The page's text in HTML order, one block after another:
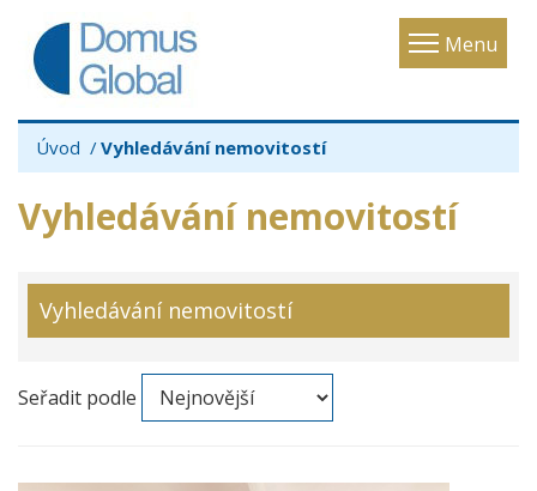
Menu
Toggle
Úvod Vyhledávání nemovitostí
Vyhledávání nemovitostí
Vyhledávání nemovitostí
Seřadit podle